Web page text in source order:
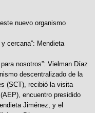
nuevo organismo
cercana”: Mendieta
nosotros”: Vielman Díaz
descentralizado de la
(SCT), recibió la visita
encuentro presidido
Jiménez, y el